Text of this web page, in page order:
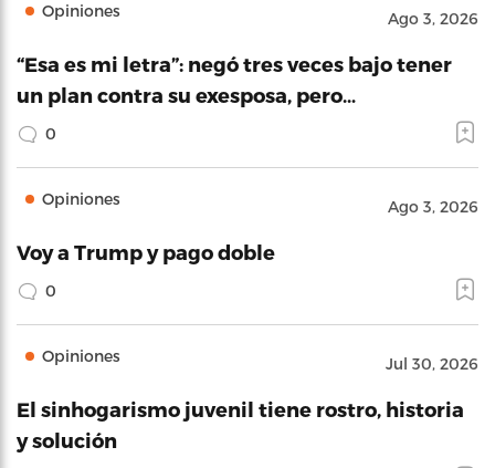
Opiniones Ago 3, 2026
“Esa es mi letra”: negó tres veces bajo tener
un plan contra su exesposa, pero…
0
Opiniones Ago 3, 2026
Voy a Trump y pago doble
0
Opiniones Jul 30, 2026
El sinhogarismo juvenil tiene rostro, historia
y solución